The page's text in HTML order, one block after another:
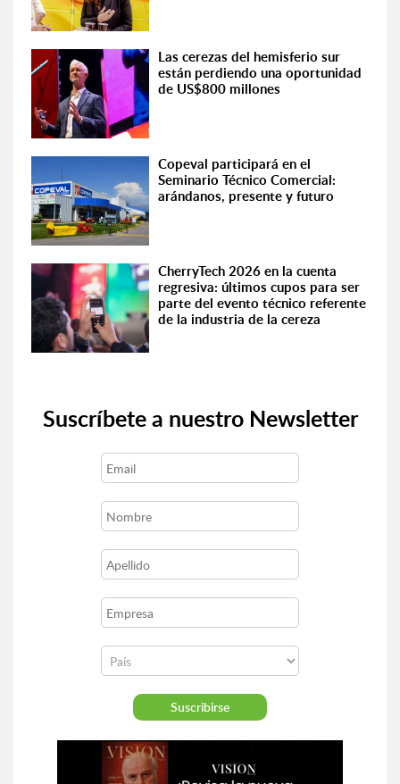
Las cerezas del hemisferio sur
están perdiendo una oportunidad
de US$800 millones
Copeval participará en el
Seminario Técnico Comercial:
arándanos, presente y futuro
CherryTech 2026 en la cuenta
regresiva: últimos cupos para ser
parte del evento técnico referente
de la industria de la cereza
Suscríbete a nuestro Newsletter